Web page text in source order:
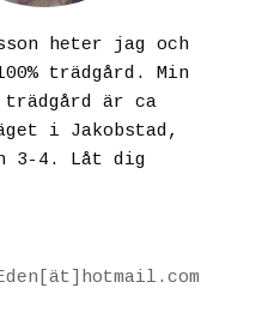
heter jag och
trädgård. Min
är ca
i Jakobstad,
3-4. Låt dig